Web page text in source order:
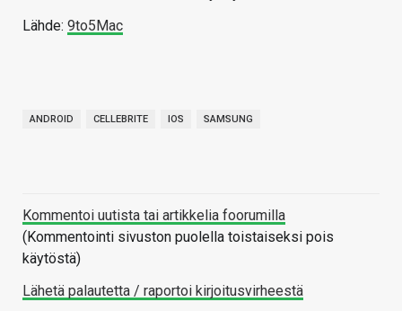
Lähde: 9to5Mac
ANDROID CELLEBRITE IOS SAMSUNG
Kommentoi uutista tai artikkelia foorumilla
(Kommentointi sivuston puolella toistaiseksi pois
käytöstä)
Lähetä palautetta / raportoi kirjoitusvirheestä